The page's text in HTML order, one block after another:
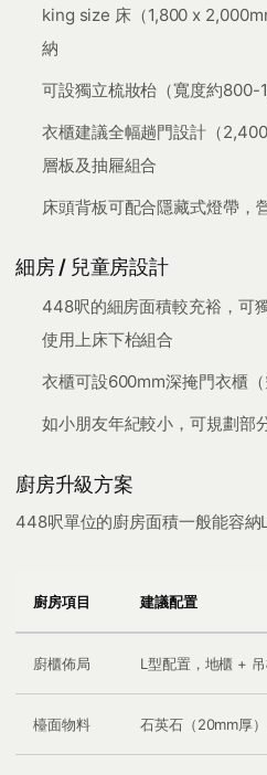
king size 床（1,800 x
納
可設獨立梳妝枱（寬度約800-
衣櫃建議全幅趟門設計（
層板及抽屜組合
床頭背板可配合隱藏式燈帶，
細房 / 兒童房設計
448呎的細房面積較充裕，可
使用上床下枱組合
衣櫃可設600mm深掩門衣櫃（
如小朋友年紀較小，可規劃部
廚房升級方案
448呎單位的廚房面積一般能容納
廚房項目 建議配置
廚櫃佈局 L型配置，地櫃 +
檯面物料 石英石（20mm厚